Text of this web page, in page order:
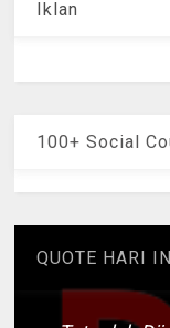
Iklan
100+ Social
QUOTE HARI